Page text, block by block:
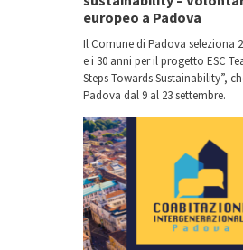
europeo a Padova
Il Comune di Padova seleziona
e i 30 anni per il progetto ESC
Steps Towards Sustainability”,
Padova dal 9 al 23 settembre.